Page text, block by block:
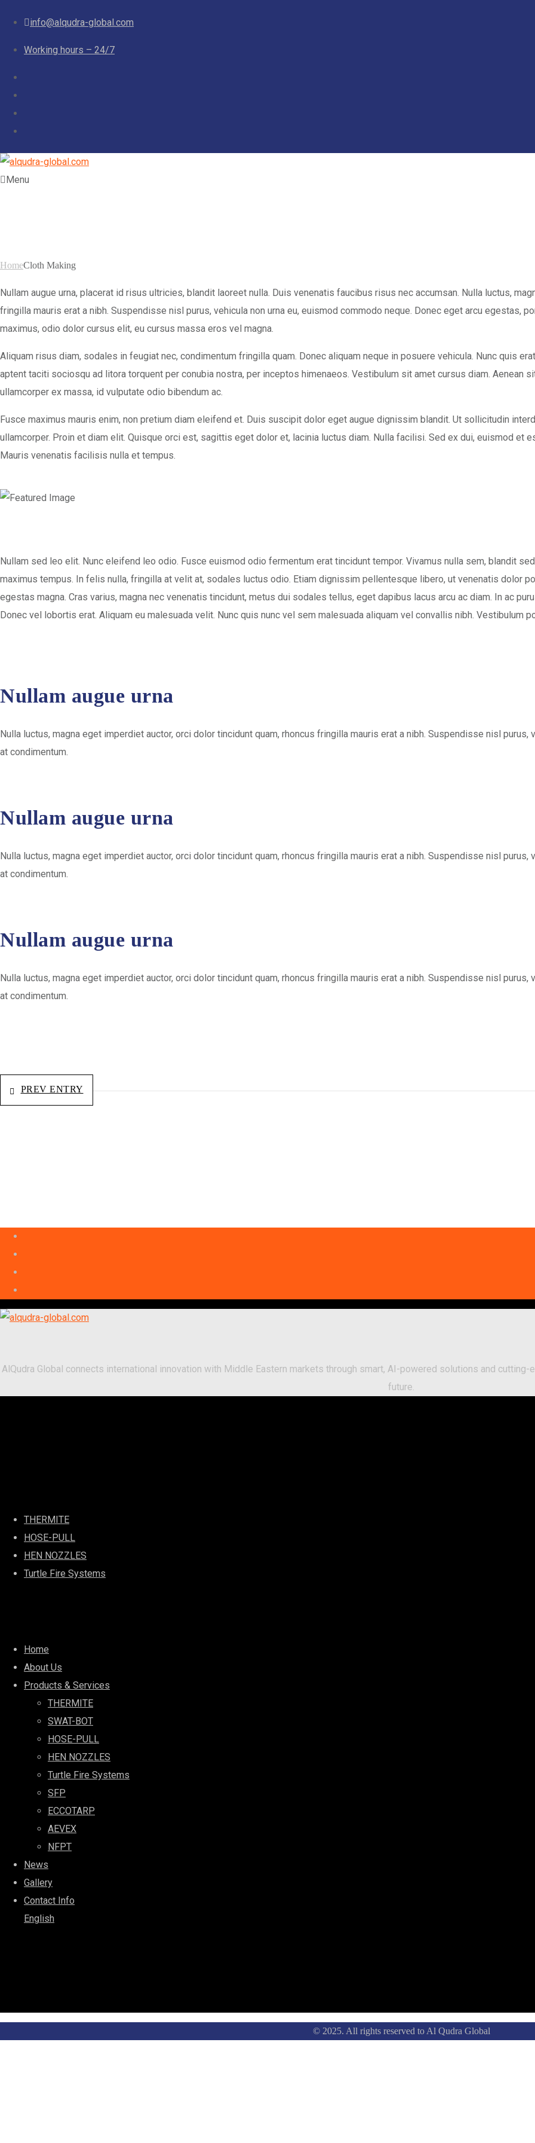
info@alqudra-global.com
Working hours – 24/7
Menu
HomeCloth Making
Nullam augue urna, placerat id risus ultricies, blandit laoreet nulla. Duis venenatis faucibus risus nec accumsan. Nulla luctus,
fringilla mauris erat a nibh. Suspendisse nisl purus, vehicula non urna eu, euismod commodo neque. Donec eget arcu egestas,
maximus, odio dolor cursus elit, eu cursus massa eros vel magna.
Aliquam risus diam, sodales in feugiat nec, condimentum fringilla quam. Donec aliquam neque in posuere vehicula. Nunc quis
aptent taciti sociosqu ad litora torquent per conubia nostra, per inceptos himenaeos. Vestibulum sit amet cursus diam. Aenean
ullamcorper ex massa, id vulputate odio bibendum ac.
Fusce maximus mauris enim, non pretium diam eleifend et. Duis suscipit dolor eget augue dignissim blandit. Ut sollicitudin
ullamcorper. Proin et diam elit. Quisque orci est, sagittis eget dolor et, lacinia luctus diam. Nulla facilisi. Sed ex dui, euismod et
Mauris venenatis facilisis nulla et tempus.
Nullam sed leo elit. Nunc eleifend leo odio. Fusce euismod odio fermentum erat tincidunt tempor. Vivamus nulla sem, blandit
maximus tempus. In felis nulla, fringilla at velit at, sodales luctus odio. Etiam dignissim pellentesque libero, ut venenatis dolor
egestas magna. Cras varius, magna nec venenatis tincidunt, metus dui sodales tellus, eget dapibus lacus arcu ac diam. In ac
Donec vel lobortis erat. Aliquam eu malesuada velit. Nunc quis nunc vel sem malesuada aliquam vel convallis nibh. Vestibulum
Nullam augue urna
Nulla luctus, magna eget imperdiet auctor, orci dolor tincidunt quam, rhoncus fringilla mauris erat a nibh. Suspendisse nisl
at condimentum.
Nullam augue urna
Nulla luctus, magna eget imperdiet auctor, orci dolor tincidunt quam, rhoncus fringilla mauris erat a nibh. Suspendisse nisl
at condimentum.
Nullam augue urna
Nulla luctus, magna eget imperdiet auctor, orci dolor tincidunt quam, rhoncus fringilla mauris erat a nibh. Suspendisse nisl
at condimentum.
PREV ENTRY
AlQudra Global connects international innovation with Middle Eastern markets through smart, AI-powered solutions and
future.
THERMITE
HOSE-PULL
HEN NOZZLES
Turtle Fire Systems
Home
About Us
Products & Services
THERMITE
SWAT-BOT
HOSE-PULL
HEN NOZZLES
Turtle Fire Systems
SFP
ECCOTARP
AEVEX
NFPT
News
Gallery
Contact Info
English
© 2025. All rights reserved to Al Qudra Global